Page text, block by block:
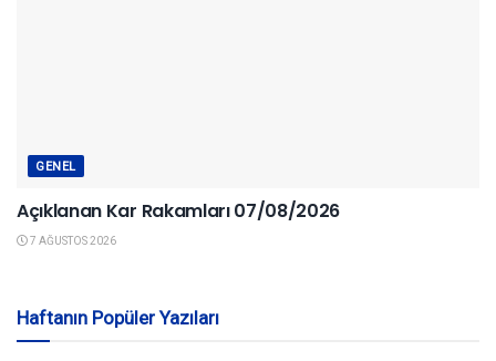
GENEL
Açıklanan Kar Rakamları 07/08/2026
7 AĞUSTOS 2026
Haftanın Popüler Yazıları